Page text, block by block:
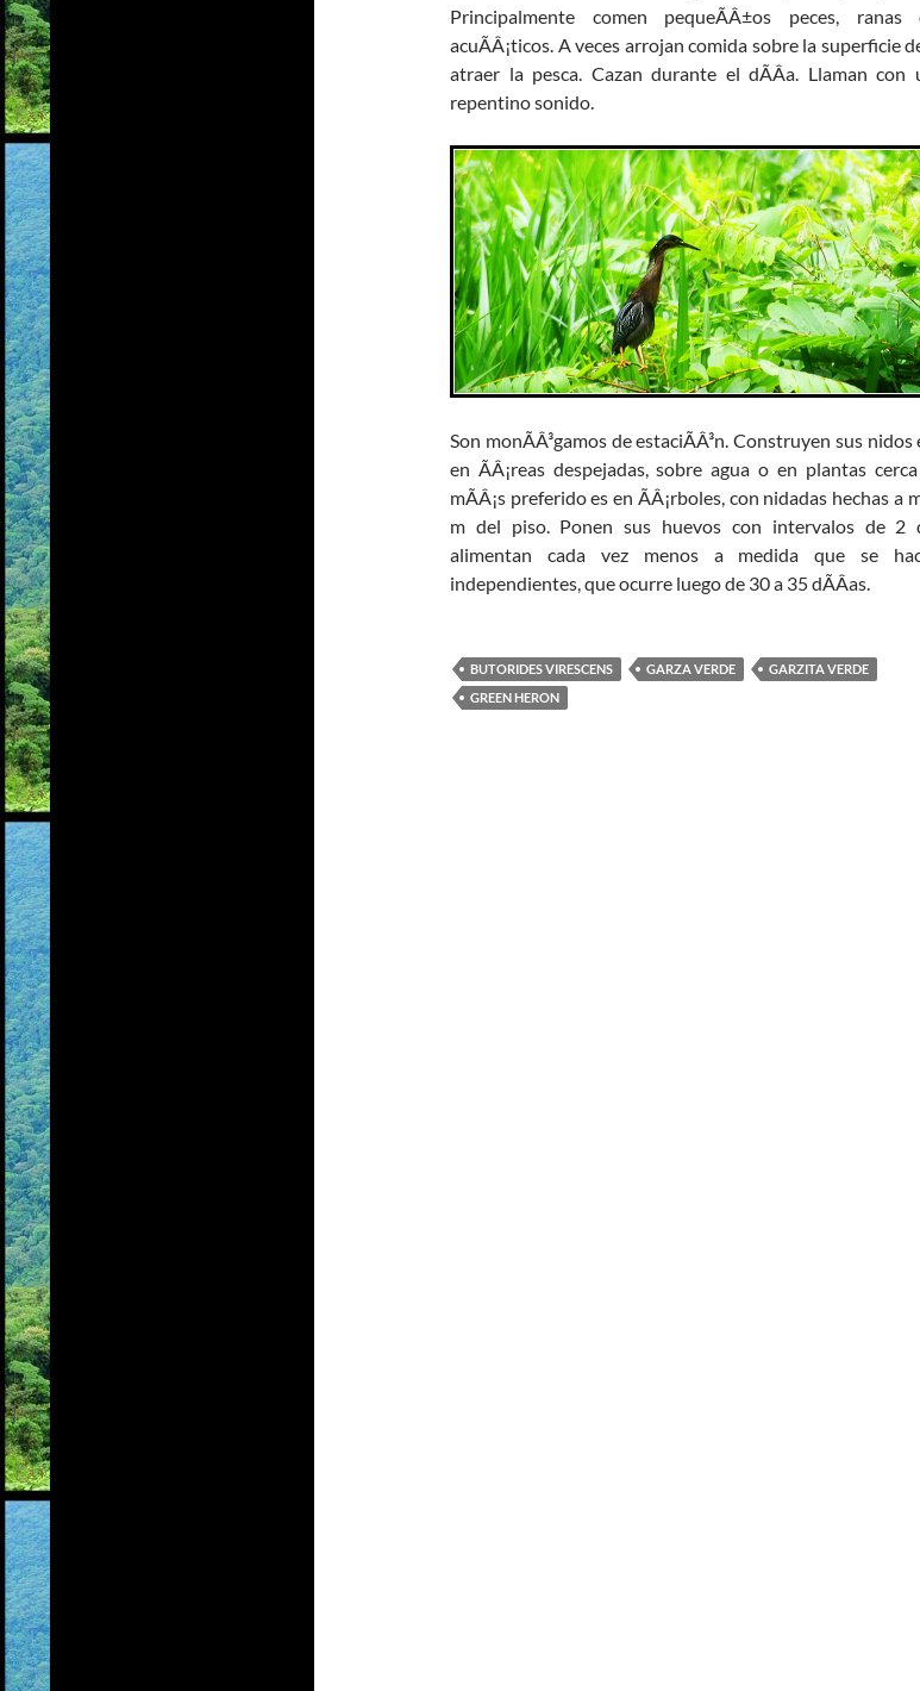
Principalmente comen pequeÃÂ±os peces,
acuÃÂ¡ticos. A veces arrojan comida sobre la superficie
atraer la pesca. Cazan durante el dÃÂ­a. Llaman
repentino sonido.
Son monÃÂ³gamos de estaciÃÂ³n. Construyen sus
en ÃÂ¡reas despejadas, sobre agua o en plantas
mÃÂ¡s preferido es en ÃÂ¡rboles, con nidadas hechas a
m del piso. Ponen sus huevos con intervalos de 2
alimentan cada vez menos a medida que se
independientes, que ocurre luego de 30 a 35 dÃÂ­as.
BUTORIDES VIRESCENS GARZA VERDE
GARZITA VERDE
GREEN HERON